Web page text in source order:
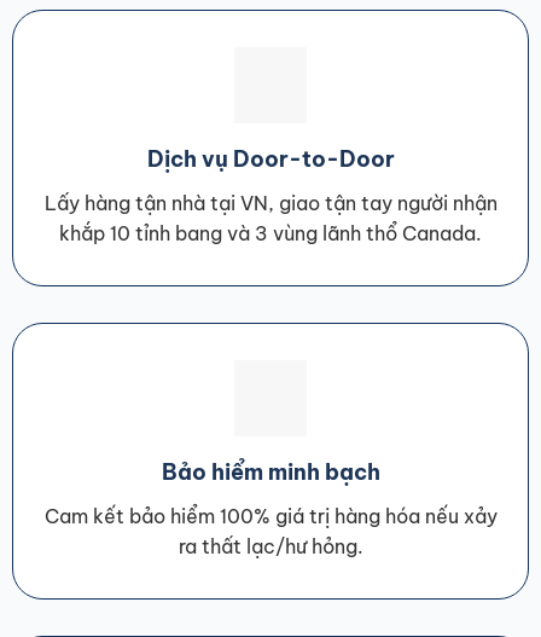
Dịch vụ Door-to-Door
Lấy hàng tận nhà tại VN, giao tận tay người nhận
khắp 10 tỉnh bang và 3 vùng lãnh thổ Canada.
Bảo hiểm minh bạch
Cam kết bảo hiểm 100% giá trị hàng hóa nếu xảy
ra thất lạc/hư hỏng.